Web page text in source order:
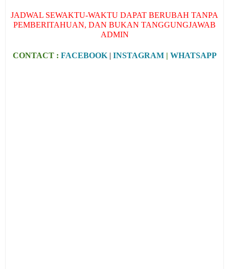
JADWAL SEWAKTU-WAKTU DAPAT BERUBAH TANPA
PEMBERITAHUAN, DAN BUKAN TANGGUNGJAWAB
ADMIN
CONTACT : FACEBOOK| INSTAGRAM| WHATSAPP